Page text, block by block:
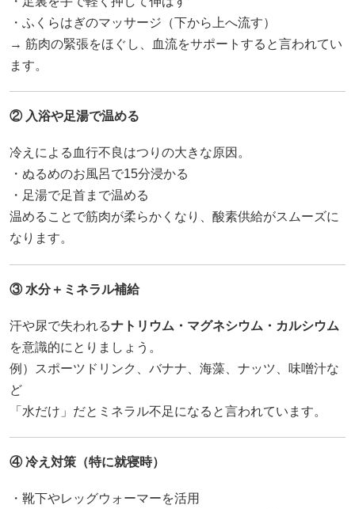
・ふくらはぎのマッサージ（下から上へ流す）
→ 筋肉の緊張をほぐし、血流をサポートすると言われてい
ます。
② 入浴や足湯で温める
冷えによる血行不良はつりの大きな原因。
・ぬるめのお風呂で15分浸かる
・足湯で足首まで温める
温めることで筋肉が柔らかくなり、酸素供給がスムーズに
なります。
③ 水分＋ミネラル補給
汗や尿で失われるナトリウム・マグネシウム・カルシウム
を意識的にとりましょう。
例）スポーツドリンク、バナナ、海藻、ナッツ、味噌汁な
ど
「水だけ」だとミネラル不足になると言われています。
④ 冷え対策（特に就寝時）
・靴下やレッグウォーマーを活用